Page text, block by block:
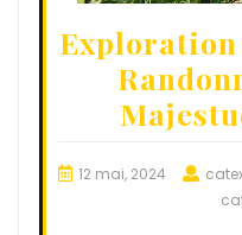
Exploration
12 mai, 2024